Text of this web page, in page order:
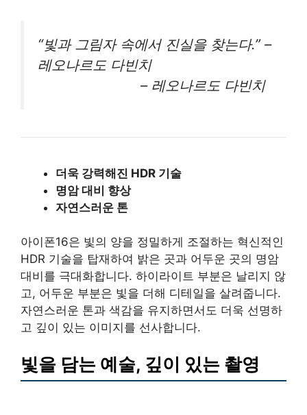
“빛과 그림자 속에서 진실을 찾는다.” –
레오나르도 다빈치
– 레오나르도 다빈치
더욱 강력해진 HDR 기술
명암 대비 향상
자연스러운 톤
아이폰16은 빛의 양을 정밀하게 조절하는 혁신적인
HDR 기술을 탑재하여 밝은 곳과 어두운 곳의 명암
대비를 극대화합니다. 하이라이트 부분은 날리지 않
고, 어두운 부분은 빛을 더해 디테일을 살려줍니다.
자연스러운 톤과 색감을 유지하면서도 더욱 선명하
고 깊이 있는 이미지를 선사합니다.
빛을 담는 예술, 깊이 있는 촬영